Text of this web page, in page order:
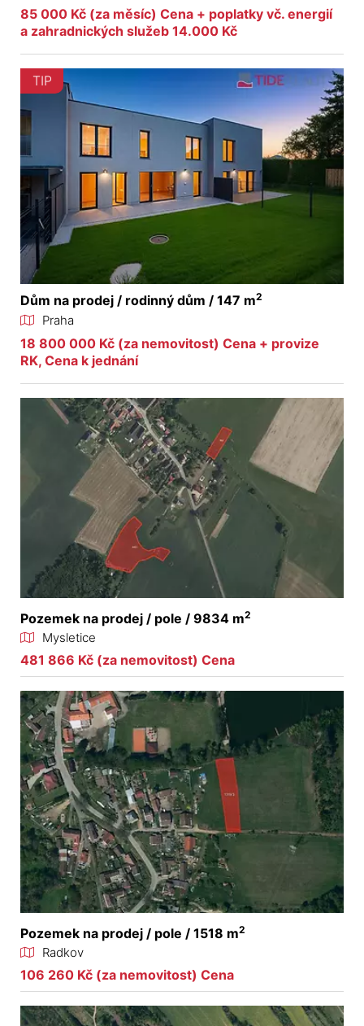
85 000 Kč (za měsíc) Cena + poplatky vč. energií
a zahradnických služeb 14.000 Kč
TIP
Dům na prodej / rodinný dům / 147 m2
Praha
18 800 000 Kč (za nemovitost) Cena + provize
RK, Cena k jednání
Pozemek na prodej / pole / 9834 m2
Mysletice
481 866 Kč (za nemovitost) Cena
Pozemek na prodej / pole / 1518 m2
Radkov
106 260 Kč (za nemovitost) Cena